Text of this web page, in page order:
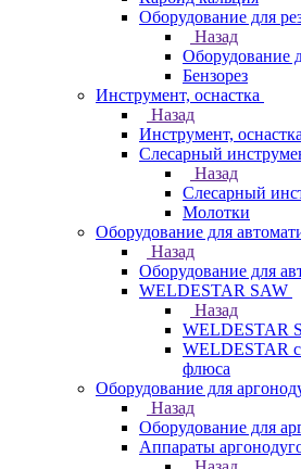
Оборудование для
Назад
Оборудование
Бензорез
Инструмент, оснастка
Назад
Инструмент, оснастка
Слесарный
Назад
Слесарный
Молотки
Оборудование для
Назад
Оборудование для
WELDESTAR SAW
Назад
WELDESTAR
WELDESTAR
флюса
Оборудование для
Назад
Оборудование для
Аппараты